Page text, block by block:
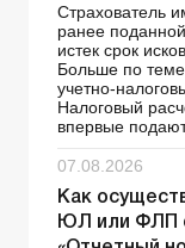
Страхователь
ранее
истек срок
Больше по
учетно-
Налоговый
впервые подают
07.08.2026
Как
ЮЛ или ФЛП